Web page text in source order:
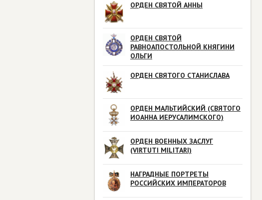
ОРДЕН СВЯТОЙ АННЫ
ОРДЕН СВЯТОЙ
РАВНОАПОСТОЛЬНОЙ КНЯГИНИ
ОЛЬГИ
ОРДЕН СВЯТОГО СТАНИСЛАВА
ОРДЕН МАЛЬТИЙСКИЙ (СВЯТОГО
ИОАННА ИЕРУСАЛИМСКОГО)
ОРДЕН ВОЕННЫХ ЗАСЛУГ
(VIRTUTI MILITARI)
НАГРАДНЫЕ ПОРТРЕТЫ
РОССИЙСКИХ ИМПЕРАТОРОВ